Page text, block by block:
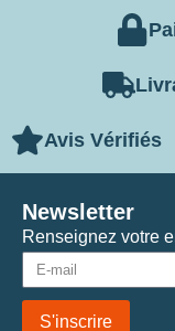
Avis Vérifiés
Renseignez votre
S'inscrire
Newsletter